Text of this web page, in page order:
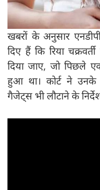
खबरों के अनुसार
दिए हैं कि रिया
दिया जाए, जो पिछले
हुआ था। कोर्ट ने
गैजेट्स भी लौटाने के